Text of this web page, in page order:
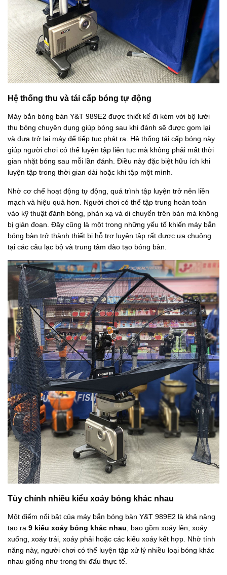
Hệ thống thu và tái cấp bóng tự động
Máy bắn bóng bàn Y&T 989E2 được thiết kế đi kèm với bộ lưới
thu bóng chuyên dụng giúp bóng sau khi đánh sẽ được gom lại
và đưa trở lại máy để tiếp tục phát ra. Hệ thống tái cấp bóng này
giúp người chơi có thể luyện tập liên tục mà không phải mất thời
gian nhặt bóng sau mỗi lần đánh. Điều này đặc biệt hữu ích khi
luyện tập trong thời gian dài hoặc khi tập một mình.
Nhờ cơ chế hoạt động tự động, quá trình tập luyện trở nên liền
mạch và hiệu quả hơn. Người chơi có thể tập trung hoàn toàn
vào kỹ thuật đánh bóng, phản xạ và di chuyển trên bàn mà không
bị gián đoạn. Đây cũng là một trong những yếu tố khiến máy bắn
bóng bàn trở thành thiết bị hỗ trợ luyện tập rất được ưa chuộng
tại các câu lạc bộ và trung tâm đào tạo bóng bàn.
Tùy chỉnh nhiều kiểu xoáy bóng khác nhau
Một điểm nổi bật của máy bắn bóng bàn Y&T 989E2 là khả năng
tạo ra 9 kiểu xoáy bóng khác nhau , bao gồm xoáy lên, xoáy
xuống, xoáy trái, xoáy phải hoặc các kiểu xoáy kết hợp. Nhờ tính
năng này, người chơi có thể luyện tập xử lý nhiều loại bóng khác
nhau giống như trong thi đấu thực tế.